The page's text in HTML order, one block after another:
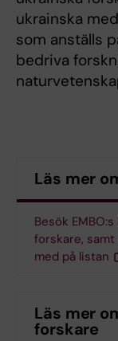
ukrainska
som anställs
bedriva
Läs mer
Besök
forskare,
med på listan
Läs mer
forskare